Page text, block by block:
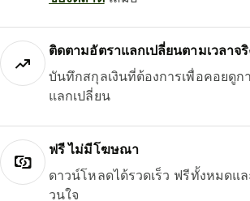
ติดตามอัตราแลกเปลี่ยนตามเวลาจริ
บันทึกสกุลเงินที่ต้องการเพื่อคอยดูก
แลกเปลี่ยน
ฟรี ไม่มีโฆษณา
ดาวน์โหลดได้รวดเร็ว ฟรีทั้งหมด
วนใจ